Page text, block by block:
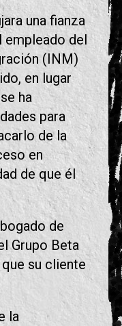
una fianza
empleado del
(INM)
en lugar
ha
para
de la
en
de que él
de
Grupo Beta
su cliente
la